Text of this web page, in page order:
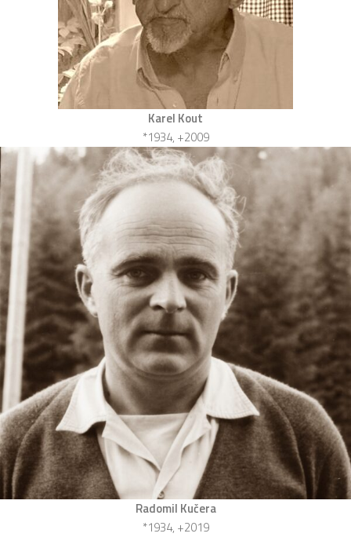
Karel Kout
*1934, +2009
Radomil Kučera
*1934, +2019